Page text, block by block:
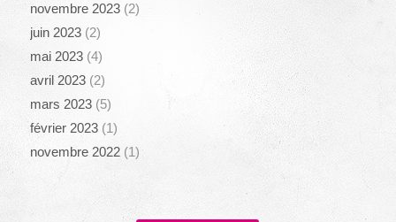
novembre 2023(2)
juin 2023(2)
mai 2023(4)
avril 2023(2)
mars 2023(5)
février 2023(1)
novembre 2022(1)